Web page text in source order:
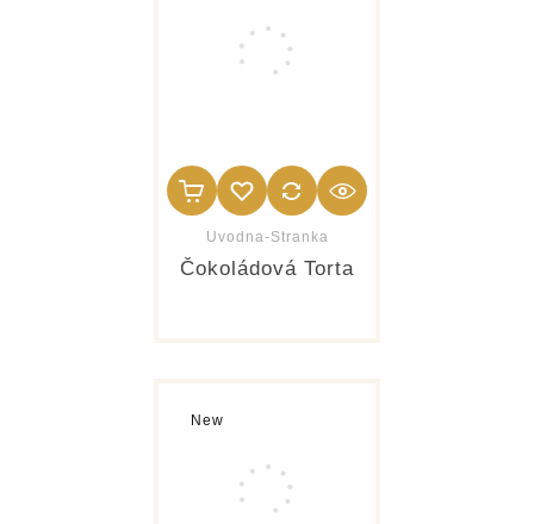
Uvodna-Stranka
Čokoládová Torta
New